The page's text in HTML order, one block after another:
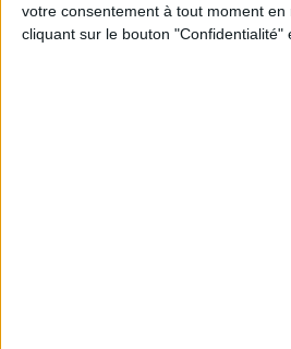
votre consentement à tout moment
cliquant sur le bouton "Confidentialité"